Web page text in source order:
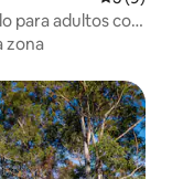
para adultos con
zona